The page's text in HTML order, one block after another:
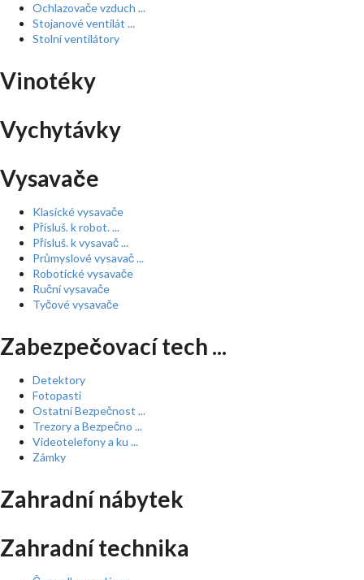
Ochlazovače vzduch ...
Stojanové ventilát ...
Stolní ventilátory
Vinotéky
Vychytávky
Vysavače
Klasické vysavače
Přísluš. k robot. ...
Přísluš. k vysavač ...
Průmyslové vysavač ...
Robotické vysavače
Ruční vysavače
Tyčové vysavače
Zabezpečovací tech ...
Detektory
Fotopasti
Ostatní Bezpečnost ...
Trezory a Bezpečno ...
Videotelefony a ku ...
Zámky
Zahradní nábytek
Zahradní technika